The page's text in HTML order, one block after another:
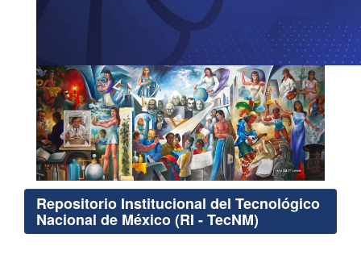
Repositorio Institucional del Tecnológico
Nacional de México (RI - TecNM)